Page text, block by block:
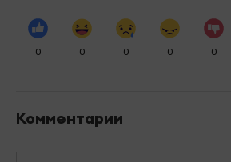
0 0 0 0 0
Комментарии